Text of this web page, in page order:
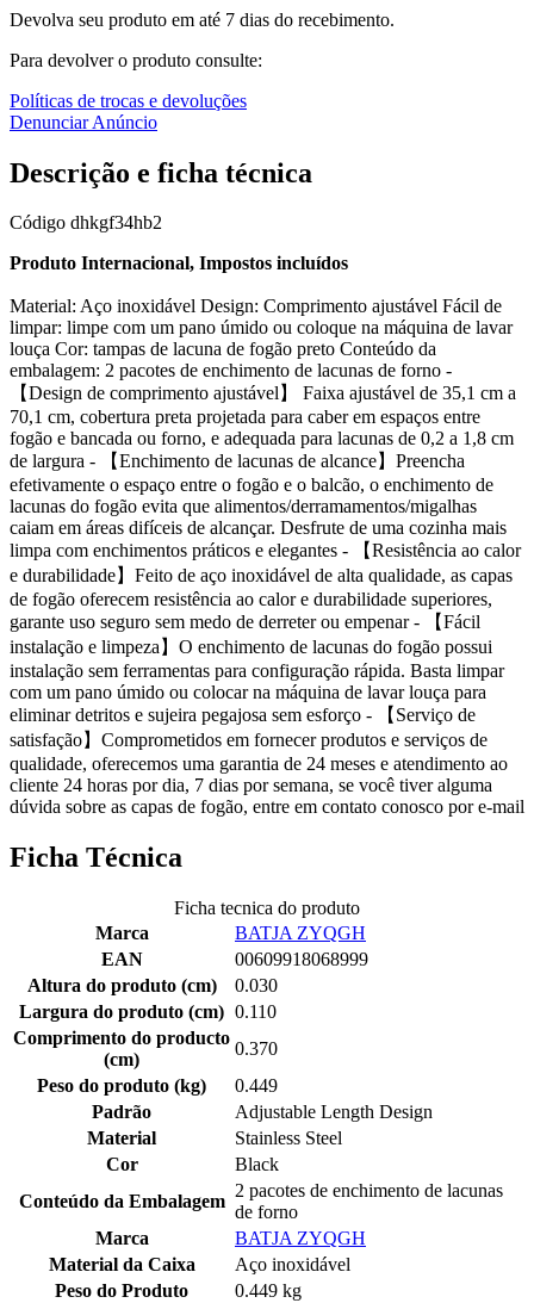
Devolva seu produto em até 7 dias do recebimento.
Para devolver o produto consulte:
Políticas de trocas e devoluções
Denunciar Anúncio
Descrição e ficha técnica
Código dhkgf34hb2
Produto Internacional, Impostos incluídos
Material: Aço inoxidável Design: Comprimento ajustável Fácil de
limpar: limpe com um pano úmido ou coloque na máquina de lavar
louça Cor: tampas de lacuna de fogão preto Conteúdo da
embalagem: 2 pacotes de enchimento de lacunas de forno -
【Design de comprimento ajustável】 Faixa ajustável de 35,1 cm a
70,1 cm, cobertura preta projetada para caber em espaços entre
fogão e bancada ou forno, e adequada para lacunas de 0,2 a 1,8 cm
de largura - 【Enchimento de lacunas de alcance】Preencha
efetivamente o espaço entre o fogão e o balcão, o enchimento de
lacunas do fogão evita que alimentos/derramamentos/migalhas
caiam em áreas difíceis de alcançar. Desfrute de uma cozinha mais
limpa com enchimentos práticos e elegantes - 【Resistência ao calor
e durabilidade】Feito de aço inoxidável de alta qualidade, as capas
de fogão oferecem resistência ao calor e durabilidade superiores,
garante uso seguro sem medo de derreter ou empenar - 【Fácil
instalação e limpeza】O enchimento de lacunas do fogão possui
instalação sem ferramentas para configuração rápida. Basta limpar
com um pano úmido ou colocar na máquina de lavar louça para
eliminar detritos e sujeira pegajosa sem esforço - 【Serviço de
satisfação】Comprometidos em fornecer produtos e serviços de
qualidade, oferecemos uma garantia de 24 meses e atendimento ao
cliente 24 horas por dia, 7 dias por semana, se você tiver alguma
dúvida sobre as capas de fogão, entre em contato conosco por e-mail
Ficha Técnica
Ficha tecnica do produto
Marca
BATJA ZYQGH
EAN
00609918068999
Altura do produto (cm)
0.030
Largura do produto (cm) 0.110
Comprimento do producto
(cm)
0.370
Peso do produto (kg)
0.449
Padrão
Adjustable Length Design
Material
Stainless Steel
Cor
Black
Conteúdo da Embalagem
2 pacotes de enchimento de lacunas
de forno
Marca
BATJA ZYQGH
Material da Caixa
Aço inoxidável
Peso do Produto
0.449 kg